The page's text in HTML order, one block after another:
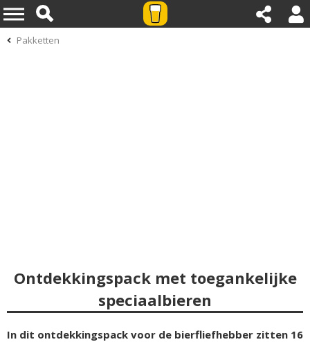
Pakketten
Ontdekkingspack met toegankelijke
speciaalbieren
In dit ontdekkingspack voor de bierfliefhebber zitten 16